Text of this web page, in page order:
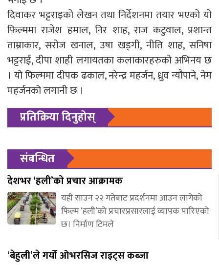
दिवाकर भट्टराइको लेखन तथा निर्देशनमा तयार भएको यो
फिल्ममा राजेश हमाल, निर शाह, राज कटुवाल, प्रशान्त
ताम्राकार, सरोज खनाल, उषा खड्गी, नीति शाह, सनिषा
भट्टराई, दीपा शाही लगायतका कलाकारहरुको अभिनय छ
। यो फिल्ममा दीपक ढकाल, नरेन्द्र महर्जन, ध्रुव न्यौपाने, नेम
महर्जनको लगानी छ ।
प्रतिक्रिया दिनुहोस्
संबन्धित
देशभर ‘हली’को प्रचार आक्रामक
यही साउन २२ गतेबाट प्रदर्शनमा आउन लागेको
फिल्म ‘हली’को प्रचारप्रसारलाई व्यापक पारिएको
छ। निर्माण टिमले
‘बेहुली’ले गर्यो ओभरसिज राइट्स कब्जा